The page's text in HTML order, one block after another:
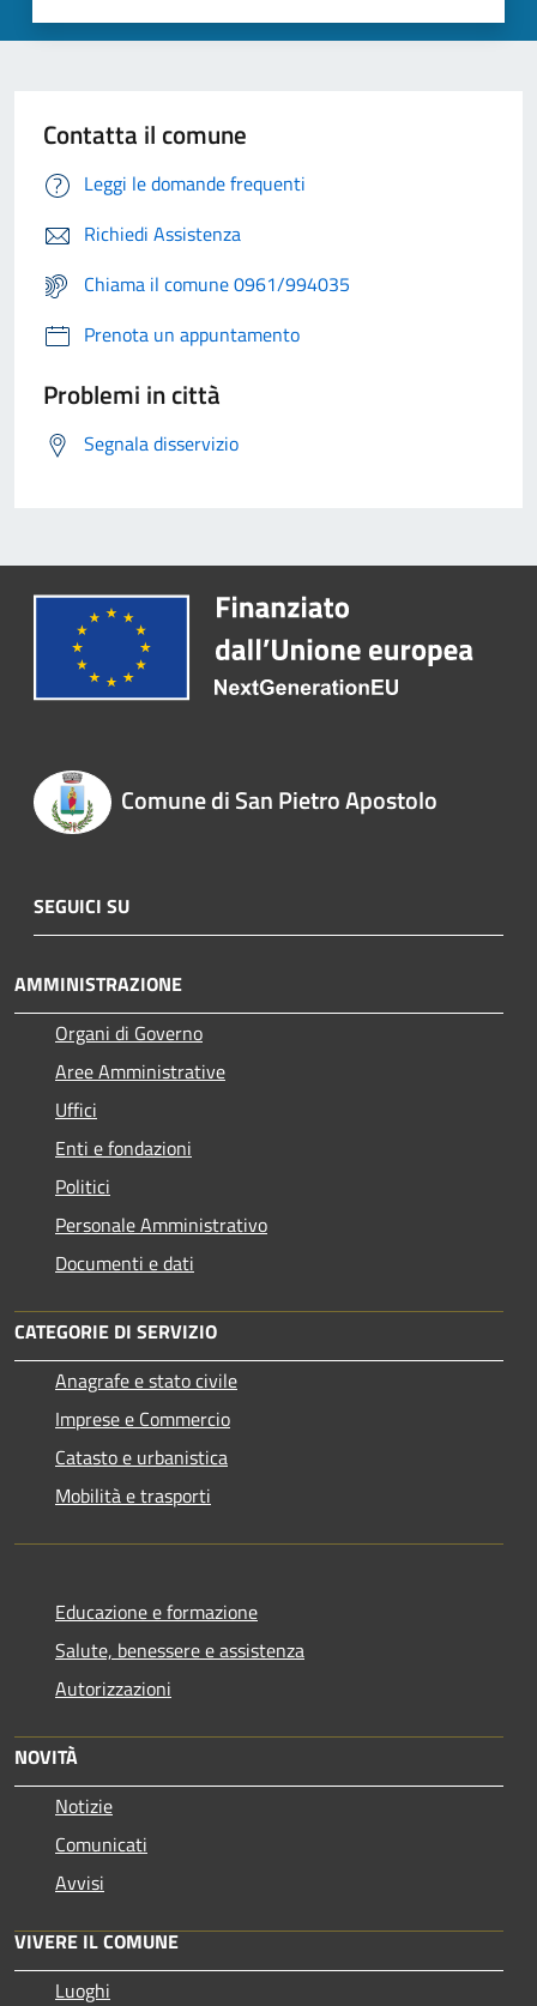
Contatta il comune
Leggi le domande frequenti
Richiedi Assistenza
Chiama il comune 0961/994035
Prenota un appuntamento
Problemi in città
Segnala disservizio
Comune di San Pietro Apostolo
SEGUICI SU
AMMINISTRAZIONE
Organi di Governo
Aree Amministrative
Uffici
Enti e fondazioni
Politici
Personale Amministrativo
Documenti e dati
CATEGORIE DI SERVIZIO
Anagrafe e stato civile
Imprese e Commercio
Catasto e urbanistica
Mobilità e trasporti
Educazione e formazione
Salute, benessere e assistenza
Autorizzazioni
NOVITÀ
Notizie
Comunicati
Avvisi
VIVERE IL COMUNE
Luoghi